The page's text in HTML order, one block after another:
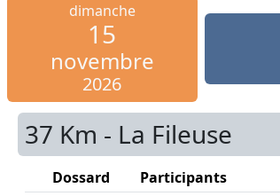
dimanche
15
novembre
2026
37 Km - La Fileuse
Dossard Participants